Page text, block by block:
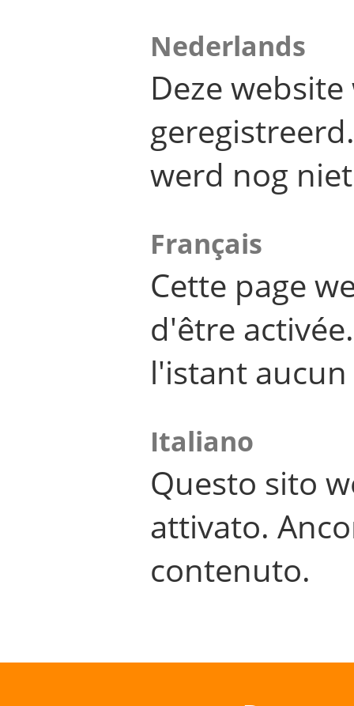
Nederlands
Deze
werd nog
Français
Cette page
d'être
l'istant
Italiano
Questo sito
attivato.
contenuto.